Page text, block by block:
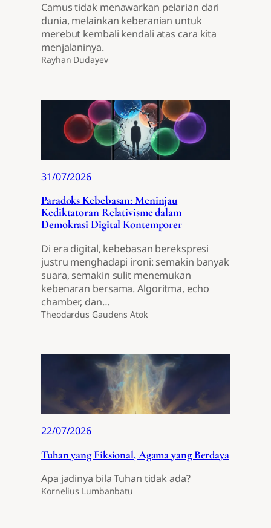
Camus tidak menawarkan pelarian dari
dunia, melainkan keberanian untuk
merebut kembali kendali atas cara kita
menjalaninya.
Rayhan Dudayev
31/07/2026
Paradoks Kebebasan: Meninjau
Kediktatoran Relativisme dalam
Demokrasi Digital Kontemporer
Di era digital, kebebasan berekspresi
justru menghadapi ironi: semakin banyak
suara, semakin sulit menemukan
kebenaran bersama. Algoritma, echo
chamber, dan…
Theodardus Gaudens Atok
22/07/2026
Tuhan yang Fiksional, Agama yang Berdaya
Apa jadinya bila Tuhan tidak ada?
Kornelius Lumbanbatu